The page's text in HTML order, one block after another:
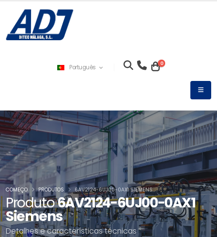
Português 0
Produto6AV2124-6UJ00-0AX1
Siemens
Detalhes e características técnicas
COMEÇO PRODUTOS 6AV2124-6UJ00-0AX1 SIEMENS